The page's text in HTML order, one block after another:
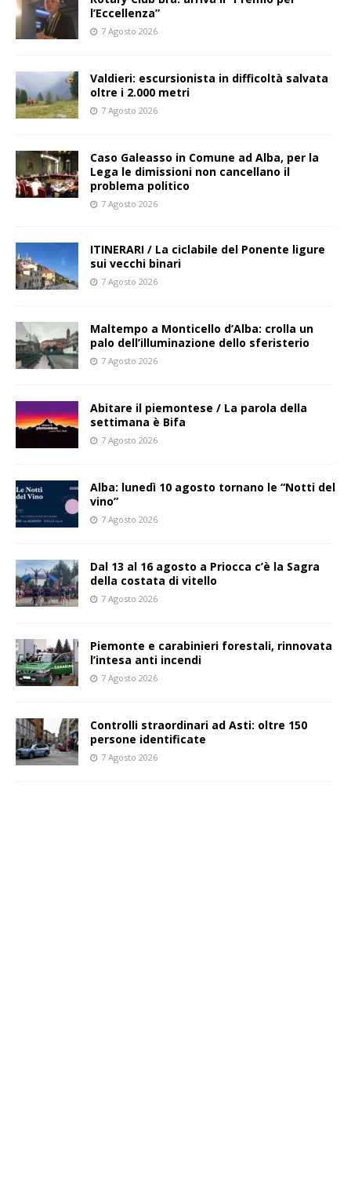
l’Eccellenza”
7 Agosto 2026
Valdieri: escursionista in difficoltà salvata
oltre i 2.000 metri
7 Agosto 2026
Caso Galeasso in Comune ad Alba, per la
Lega le dimissioni non cancellano il
problema politico
7 Agosto 2026
ITINERARI / La ciclabile del Ponente ligure
sui vecchi binari
7 Agosto 2026
Maltempo a Monticello d’Alba: crolla un
palo dell’illuminazione dello sferisterio
7 Agosto 2026
Abitare il piemontese / La parola della
settimana è Bifa
7 Agosto 2026
Alba: lunedì 10 agosto tornano le “Notti del
vino”
7 Agosto 2026
Dal 13 al 16 agosto a Priocca c’è la Sagra
della costata di vitello
7 Agosto 2026
Piemonte e carabinieri forestali, rinnovata
l’intesa anti incendi
7 Agosto 2026
Controlli straordinari ad Asti: oltre 150
persone identificate
7 Agosto 2026